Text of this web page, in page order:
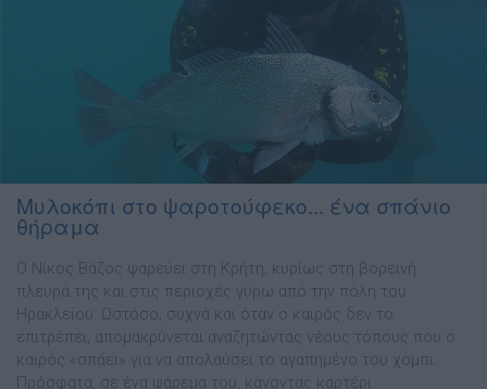
Μυλοκόπι στο ψαροτούφεκο... ένα σπάνιο
θήραμα
Ο Νίκος Βάζος ψαρεύει στη Κρήτη, κυρίως στη βορεινή
πλευρά της και στις περιοχές γύρω από την πόλη του
Ηρακλείου. Ωστόσο, συχνά και όταν ο καιρός δεν το
επιτρέπει, απομακρύνεται αναζητώντας νέους τόπους που ο
καιρός «σπάει» για να απολαύσει το αγαπημένο του χόμπι.
Πρόσφατα, σε ένα ψάρεμα του, κάνοντας καρτέρι